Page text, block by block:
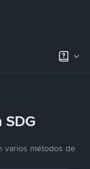
SDG
varios métodos de